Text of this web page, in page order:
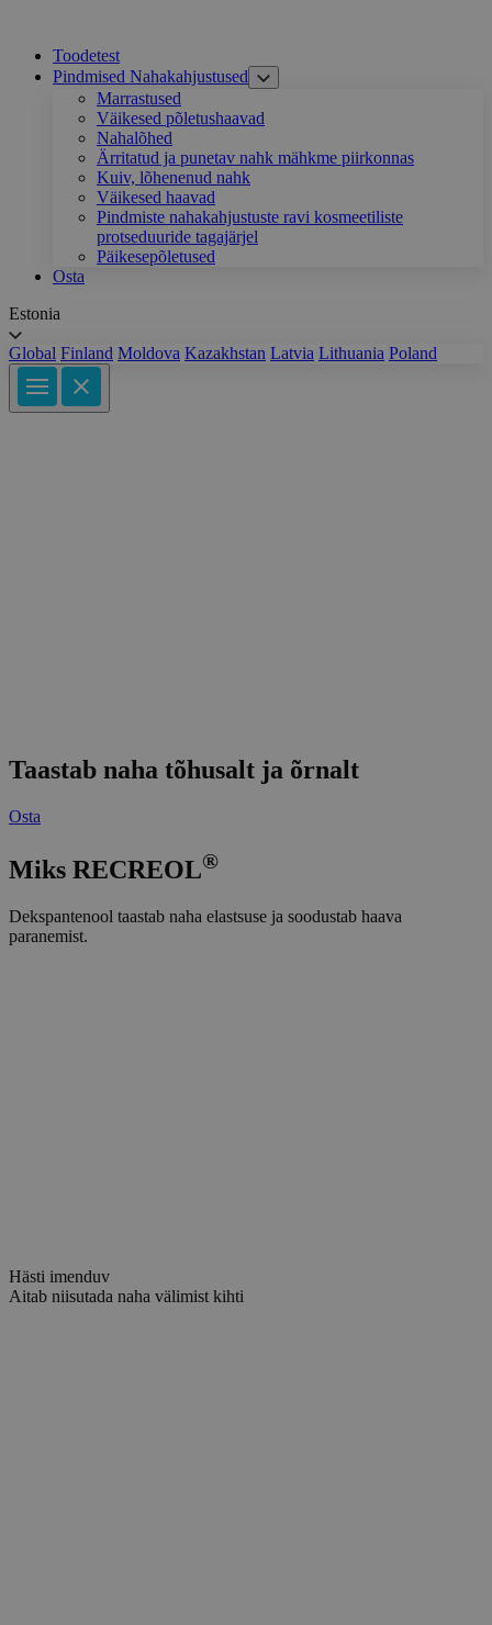
Toodetest
Pindmised Nahakahjustused
Marrastused
Väikesed põletushaavad
Nahalõhed
Ärritatud ja punetav nahk mähkme piirkonnas
Kuiv, lõhenenud nahk
Väikesed haavad
Pindmiste nahakahjustuste ravi kosmeetiliste
protseduuride tagajärjel
Päikesepõletused
Osta
Estonia
Global Finland Moldova Kazakhstan Latvia Lithuania Poland
Taastab naha tõhusalt ja õrnalt
Osta
Miks RECREOL®
Dekspantenool taastab naha elastsuse ja soodustab haava
paranemist.
Hästi imenduv
Aitab niisutada naha välimist kihti